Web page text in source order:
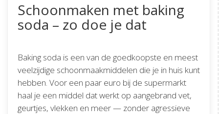
Schoonmaken met baking
soda – zo doe je dat
Baking soda is een van de goedkoopste en meest
veelzijdige schoonmaakmiddelen die je in huis kunt
hebben. Voor een paar euro bij de supermarkt
haal je een middel dat werkt op aangebrand vet,
geurtjes, vlekken en meer — zonder agressieve